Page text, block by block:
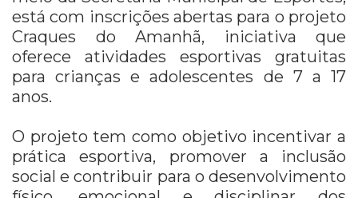
está com inscrições abertas para o projeto
Craques do Amanhã, iniciativa que
oferece atividades esportivas gratuitas
para crianças e adolescentes de 7 a 17
anos.
O projeto tem como objetivo incentivar a
prática esportiva, promover a inclusão
social e contribuir para o desenvolvimento